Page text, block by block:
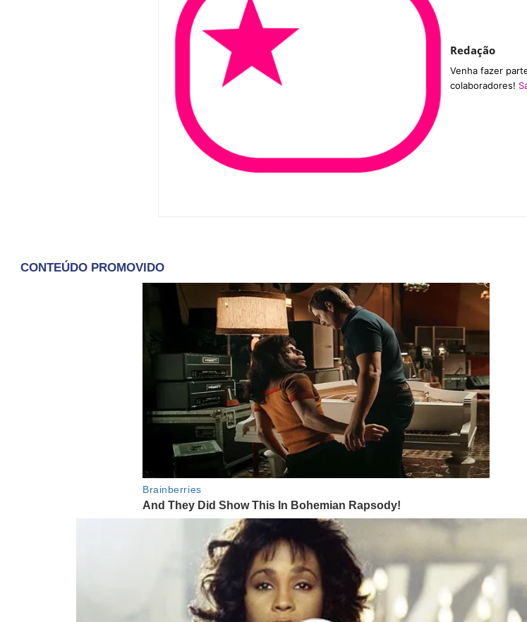
Redação
Venha fazer
colaboradores!